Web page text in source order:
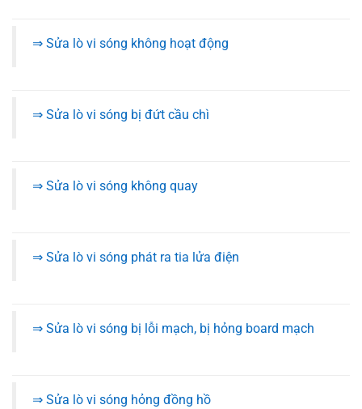
⇒ Sửa lò vi sóng không hoạt động
⇒ Sửa lò vi sóng bị đứt cầu chì
⇒ Sửa lò vi sóng không quay
⇒ Sửa lò vi sóng phát ra tia lửa điện
⇒ Sửa lò vi sóng bị lỗi mạch, bị hỏng board mạch
⇒ Sửa lò vi sóng hỏng đồng hồ